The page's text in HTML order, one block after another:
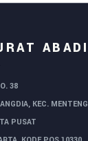
ABADI
38
KEC. MENTENG
PUSAT